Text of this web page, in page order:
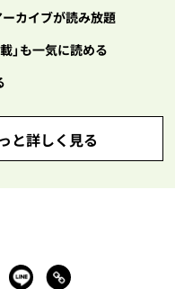
カイブが読み放題
」も一気に読める
と詳しく見る